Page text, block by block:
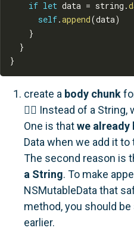
if let data = string .
self.append(data)
}
}
}
create a body chunk
✍🏻 Instead of a
One is thatwe already
Data when we add it
The second reason is
a String. To make
NSMutableData that
method, you should
earlier.